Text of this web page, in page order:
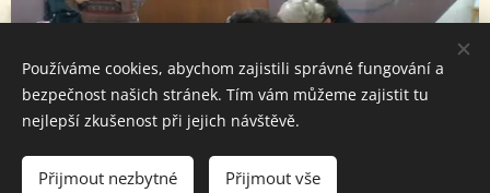
Používáme cookies, abychom zajistili správné fungování a
bezpečnost našich stránek. Tím vám můžeme zajistit tu
nejlepší zkušenost při jejich návštěvě.
Přijmout nezbytné Přijmout vše